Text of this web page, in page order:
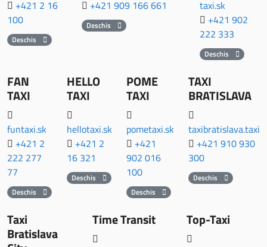
+421 2 16
100
Deschis
+421 909 166 661
Deschis
taxi.sk
+421 902
222 333
Deschis
FAN
TAXI
funtaxi.sk
+421 2
222 277
77
Deschis
HELLO
TAXI
hellotaxi.sk
+421 2
16 321
Deschis
POME
TAXI
pometaxi.sk
+421
902 016
100
Deschis
TAXI
BRATISLAVA
taxibratislava.taxi
+421 910 930
300
Deschis
Taxi
Bratislava
Time Transit Top-Taxi